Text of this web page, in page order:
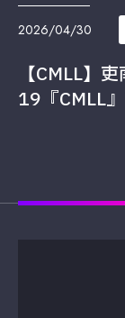
2026/04/30
【CMLL】
19『CMLL